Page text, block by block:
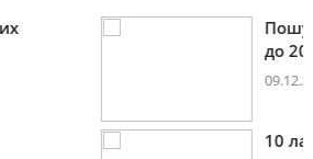
Пошукова строка зникне
10 лайфхаків: як легко